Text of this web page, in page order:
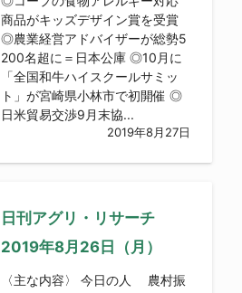
商品がキッズデザイン賞を受賞
◎農業経営アドバイザーが総勢5
200名超に＝日本公庫 ◎10月に
「全国和牛ハイスクールサミッ
ト」が宮崎県小林市で初開催 ◎
日米貿易交渉9月末協...
2019年8月27日
日刊アグリ・リサーチ
2019年8月26日（月）
〈主な内容〉 今日の人 農村振